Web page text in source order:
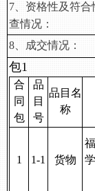
7、资格性及符合
查情况：
8、成交情况：
包1
合
同
包
品
目
号
品目名
称
1 1-1 货物